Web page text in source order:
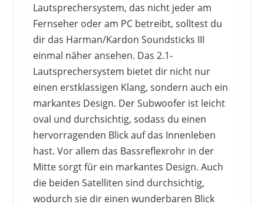
Lautsprechersystem, das nicht jeder am
Fernseher oder am PC betreibt, solltest du
dir das Harman/Kardon Soundsticks III
einmal näher ansehen. Das 2.1-
Lautsprechersystem bietet dir nicht nur
einen erstklassigen Klang, sondern auch ein
markantes Design. Der Subwoofer ist leicht
oval und durchsichtig, sodass du einen
hervorragenden Blick auf das Innenleben
hast. Vor allem das Bassreflexrohr in der
Mitte sorgt für ein markantes Design. Auch
die beiden Satelliten sind durchsichtig,
wodurch sie dir einen wunderbaren Blick